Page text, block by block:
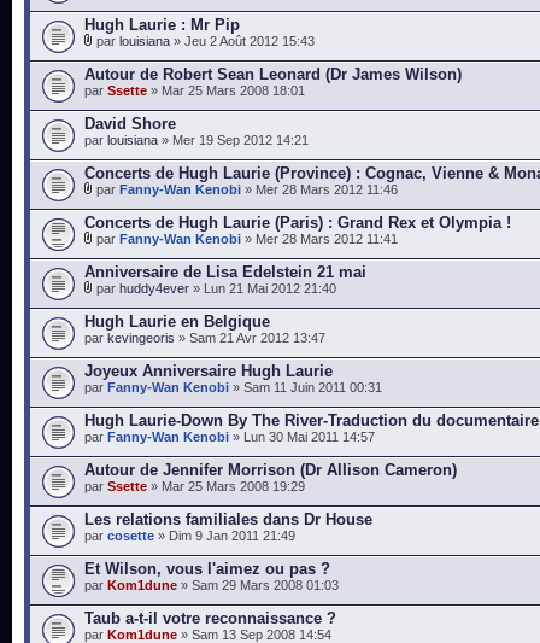
Hugh Laurie : Mr Pip
par louisiana » Jeu 2 Août 2012 15:43
Autour de Robert Sean Leonard (Dr James Wilson)
par Ssette » Mar 25 Mars 2008 18:01
David Shore
par louisiana » Mer 19 Sep 2012 14:21
Concerts de Hugh Laurie (Province) : Cognac, Vienne &
par Fanny-Wan Kenobi » Mer 28 Mars 2012 11:46
Concerts de Hugh Laurie (Paris) : Grand Rex et Olympia !
par Fanny-Wan Kenobi » Mer 28 Mars 2012 11:41
Anniversaire de Lisa Edelstein 21 mai
par huddy4ever » Lun 21 Mai 2012 21:40
Hugh Laurie en Belgique
par kevingeoris » Sam 21 Avr 2012 13:47
Joyeux Anniversaire Hugh Laurie
par Fanny-Wan Kenobi » Sam 11 Juin 2011 00:31
Hugh Laurie-Down By The River-Traduction du documentaire
par Fanny-Wan Kenobi » Lun 30 Mai 2011 14:57
Autour de Jennifer Morrison (Dr Allison Cameron)
par Ssette » Mar 25 Mars 2008 19:29
Les relations familiales dans Dr House
par cosette » Dim 9 Jan 2011 21:49
Et Wilson, vous l'aimez ou pas ?
par Kom1dune » Sam 29 Mars 2008 01:03
Taub a-t-il votre reconnaissance ?
par Kom1dune » Sam 13 Sep 2008 14:54